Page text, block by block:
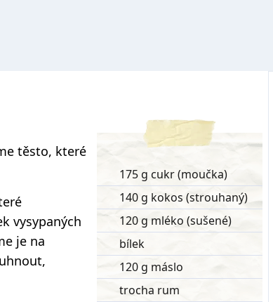
těsto, které
vysypaných
je na
175 g cukr (moučka)
140 g kokos (strouhaný)
120 g mléko (sušené)
bílek
120 g máslo
trocha rum